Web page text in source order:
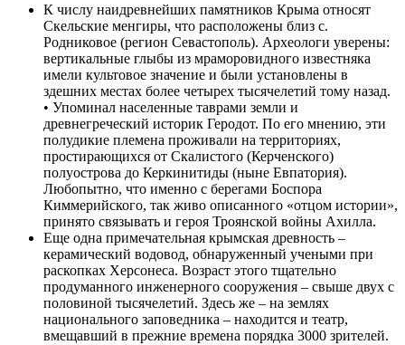
К числу наидревнейших памятников Крыма относят
Скельские менгиры, что расположены близ с.
Родниковое (регион Севастополь). Археологи уверены:
вертикальные глыбы из мраморовидного известняка
имели культовое значение и были установлены в
здешних местах более четырех тысячелетий тому назад.
• Упоминал населенные таврами земли и
древнегреческий историк Геродот. По его мнению, эти
полудикие племена проживали на территориях,
простирающихся от Скалистого (Керченского)
полуострова до Керкинитиды (ныне Евпатория).
Любопытно, что именно с берегами Боспора
Киммерийского, так живо описанного «отцом истории»,
принято связывать и героя Троянской войны Ахилла.
Еще одна примечательная крымская древность –
керамический водовод, обнаруженный учеными при
раскопках Херсонеса. Возраст этого тщательно
продуманного инженерного сооружения – свыше двух с
половиной тысячелетий. Здесь же – на землях
национального заповедника – находится и театр,
вмещавший в прежние времена порядка 3000 зрителей.